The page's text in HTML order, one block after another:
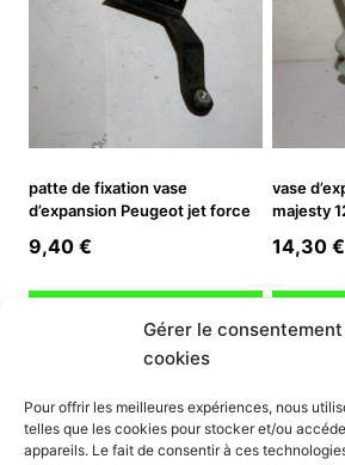
Gérer le
cookies
Pour offrir les meilleures expériences, nous
telles que les cookies pour stocker et/ou
appareils. Le fait de consentir à ces
patte de fixation vase
d’expansion Peugeot jet force
9,40 €
vase
majesty
14,30 €
INFORMATION
Mon compte